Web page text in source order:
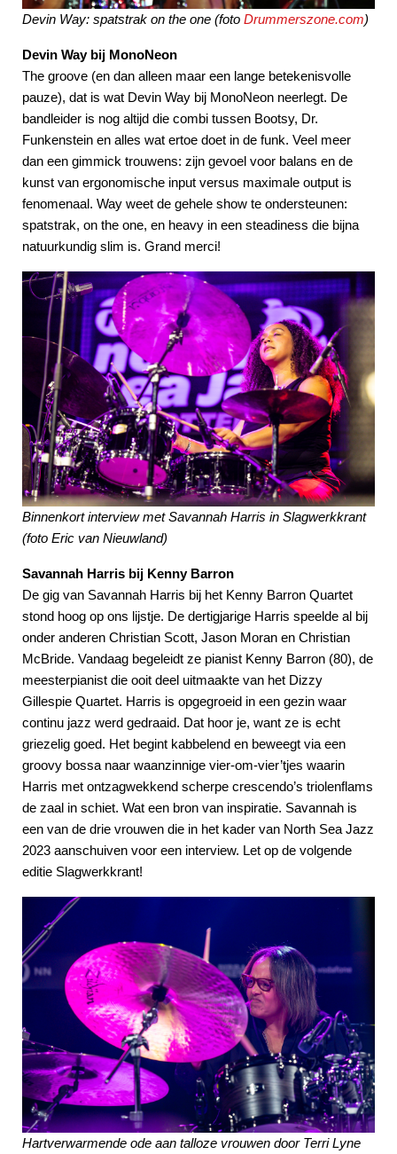
Devin Way: spatstrak on the one (foto Drummerszone.com)
Devin Way bij MonoNeon
The groove (en dan alleen maar een lange betekenisvolle
pauze), dat is wat Devin Way bij MonoNeon neerlegt. De
bandleider is nog altijd die combi tussen Bootsy, Dr.
Funkenstein en alles wat ertoe doet in de funk. Veel meer
dan een gimmick trouwens: zijn gevoel voor balans en de
kunst van ergonomische input versus maximale output is
fenomenaal. Way weet de gehele show te ondersteunen:
spatstrak, on the one, en heavy in een steadiness die bijna
natuurkundig slim is. Grand merci!
Binnenkort interview met Savannah Harris in Slagwerkkrant
(foto Eric van Nieuwland)
Savannah Harris bij Kenny Barron
De gig van Savannah Harris bij het Kenny Barron Quartet
stond hoog op ons lijstje. De dertigjarige Harris speelde al bij
onder anderen Christian Scott, Jason Moran en Christian
McBride. Vandaag begeleidt ze pianist Kenny Barron (80), de
meesterpianist die ooit deel uitmaakte van het Dizzy
Gillespie Quartet. Harris is opgegroeid in een gezin waar
continu jazz werd gedraaid. Dat hoor je, want ze is echt
griezelig goed. Het begint kabbelend en beweegt via een
groovy bossa naar waanzinnige vier-om-vier’tjes waarin
Harris met ontzagwekkend scherpe crescendo’s triolenflams
de zaal in schiet. Wat een bron van inspiratie. Savannah is
een van de drie vrouwen die in het kader van North Sea Jazz
2023 aanschuiven voor een interview. Let op de volgende
editie Slagwerkkrant!
Hartverwarmende ode aan talloze vrouwen door Terri Lyne